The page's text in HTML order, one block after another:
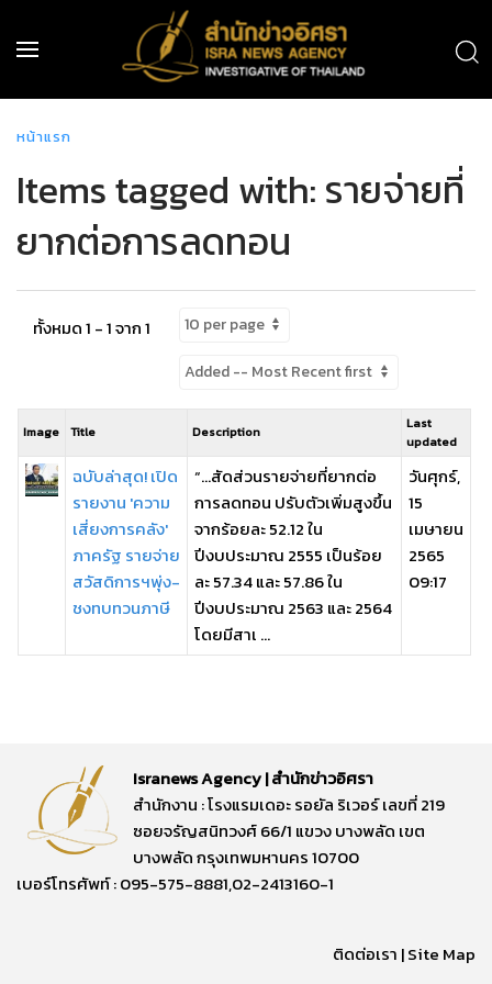
หน้าแรก
Items tagged with: รายจ่ายที่
ยากต่อการลดทอน
ทั้งหมด 1 - 1 จาก 1
Image Title Description
Last
updated
ฉบับล่าสุด! เปิด
รายงาน 'ความ
เสี่ยงการคลัง'
ภาครัฐ รายจ่าย
สวัสดิการฯพุ่ง-
ชงทบทวนภาษี
“…สัดส่วนรายจ่ายที่ยากต่อ
การลดทอน ปรับตัวเพิ่มสูงขึ้น
จากร้อยละ 52.12 ใน
ปีงบประมาณ 2555 เป็นร้อย
ละ 57.34 และ 57.86 ใน
ปีงบประมาณ 2563 และ 2564
โดยมีสาเ ...
วันศุกร์,
15
เมษายน
2565
09:17
Isranews Agency | สำนักข่าวอิศรา
สำนักงาน : โรงแรมเดอะ รอยัล ริเวอร์ เลขที่ 219
ซอยจรัญสนิทวงศ์ 66/1 แขวง บางพลัด เขต
บางพลัด กรุงเทพมหานคร 10700
เบอร์โทรศัพท์ : 095-575-8881,02-2413160-1
ติดต่อเรา |Site Map